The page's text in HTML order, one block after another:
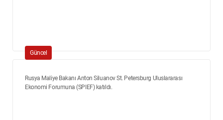
Güncel
Rusya Maliye Bakanı Anton Siluanov St. Petersburg Uluslararası
Ekonomi Forumuna (SPIEF) katıldı.